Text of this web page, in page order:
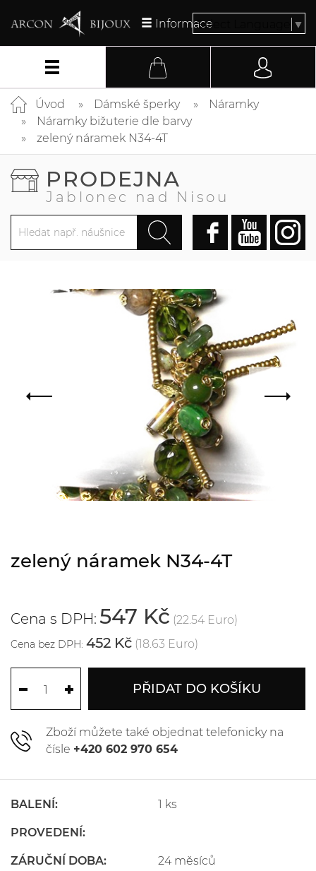
InformaceSelect Language ▼
Úvod Dámské šperky
Náramky
Náramky bižuterie dle barvy
zelený náramek N34-4T
PRODEJNA
Jablonec nad Nisou
zelený náramek N34-4T
Cena s DPH: 547 Kč (22.54 Euro)
Cena bez DPH: 452 Kč (18.63 Euro)
PŘIDAT DO KOŠÍKU
Zboží můžete také objednat telefonicky na
čísle +420 602 970 654
BALENÍ: 1 ks
PROVEDENÍ:
ZÁRUČNÍ DOBA: 24 měsíců